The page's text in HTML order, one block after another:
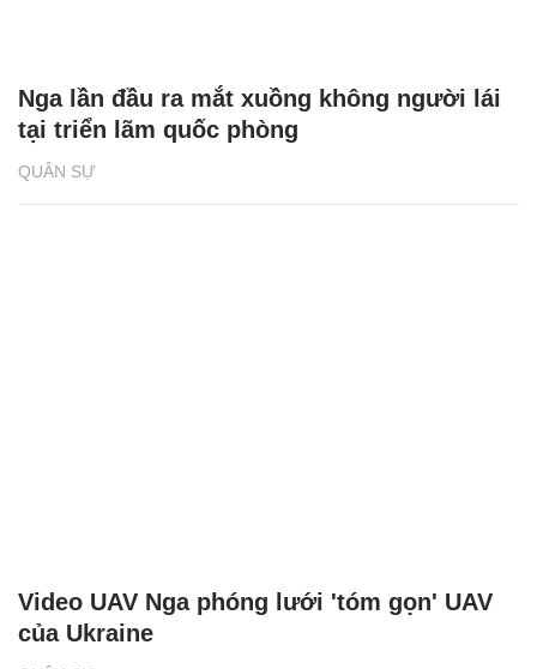
QUÂN SỰ
Nga lần đầu ra mắt xuồng không người lái
tại triển lãm quốc phòng
Video UAV Nga phóng lưới 'tóm gọn' UAV
của Ukraine